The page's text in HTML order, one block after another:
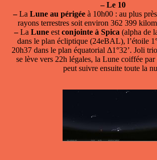
– Le 10
–La Lune au périgée à 10h00 : au plus
rayons terrestres soit environ 362 399
–La Lune est conjointe à Spica (alpha de
dans le plan écliptique (24eBAL), l’étoile
20h37 dans le plan équatorial Δ1°32’. Joli
se lève vers 22h légales, la Lune coiffée par
peut suivre ensuite toute la